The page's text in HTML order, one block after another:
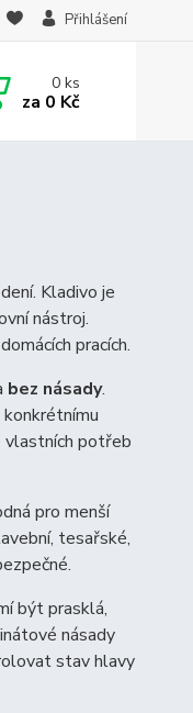
Přihlášení
0ks
za 0 Kč
Kladivo je
nástroj.
pracích.
bez násady.
vlastních potřeb
pro menší
tesařské,
být prasklá,
násady
stav hlavy